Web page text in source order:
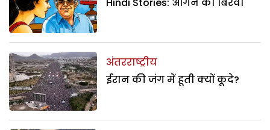
अंतरराष्ट्रीय
ईरान की जंग में हूती क्यों कूदे?